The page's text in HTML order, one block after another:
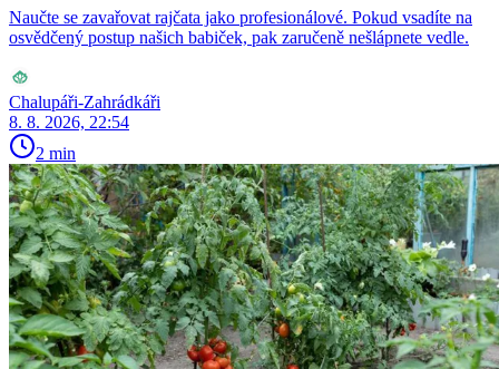
Naučte se zavařovat rajčata jako profesionálové. Pokud vsadíte na
osvědčený postup našich babiček, pak zaručeně nešlápnete vedle.
Chalupáři-Zahrádkáři
8. 8. 2026, 22:54
2 min